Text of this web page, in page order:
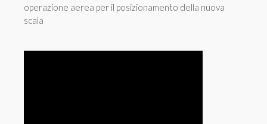
operazione aerea per il posizionamento della nuova
scala